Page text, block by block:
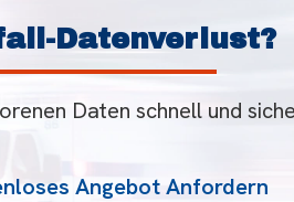
Datenverlust?
Daten schnell und
Angebot Anfordern